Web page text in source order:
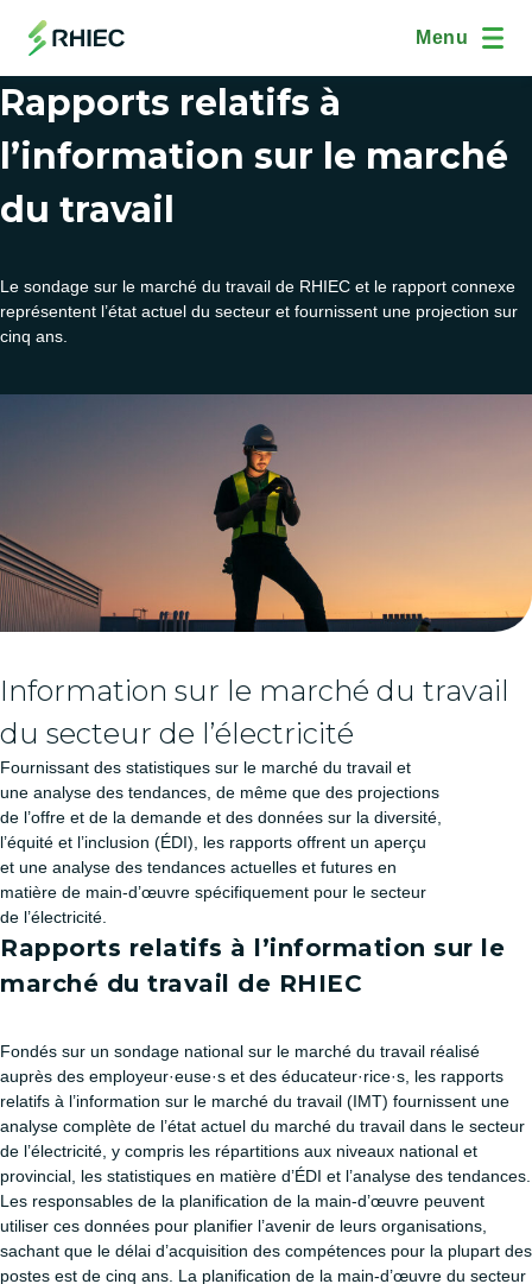
Site
Menu
Rapports relatifs à
l’information sur le marché
du travail
Le sondage sur le marché du travail de RHIEC et le rapport connexe
représentent l’état actuel du secteur et fournissent une projection sur
cinq ans.
Information sur le marché du travail
du secteur de l’électricité
Fournissant des statistiques sur le marché du travail et
une analyse des tendances, de même que des projections
de l’offre et de la demande et des données sur la diversité,
l’équité et l’inclusion (ÉDI), les rapports offrent un aperçu
et une analyse des tendances actuelles et futures en
matière de main-d’œuvre spécifiquement pour le secteur
de l’électricité.
Rapports relatifs à l’information sur le
marché du travail de RHIEC
Fondés sur un sondage national sur le marché du travail réalisé
auprès des employeur·euse·s et des éducateur·rice·s, les rapports
relatifs à l’information sur le marché du travail (IMT) fournissent une
analyse complète de l’état actuel du marché du travail dans le secteur
de l’électricité, y compris les répartitions aux niveaux national et
provincial, les statistiques en matière d’ÉDI et l’analyse des tendances.
Les responsables de la planification de la main-d’œuvre peuvent
utiliser ces données pour planifier l’avenir de leurs organisations,
sachant que le délai d’acquisition des compétences pour la plupart des
postes est de cinq ans. La planification de la main-d’œuvre du secteur